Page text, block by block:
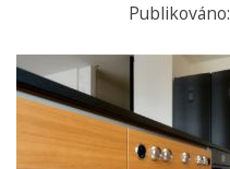
Publikováno: